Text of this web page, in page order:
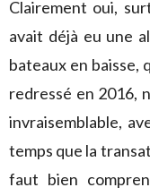
Clairement oui,
avait déjà eu une
bateaux en baisse,
redressé en 2016,
invraisemblable,
temps que la
faut bien